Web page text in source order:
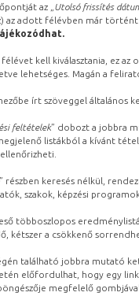
az „ Utolsó frissítés
az adott félévben már történt
kell kiválasztania, ez az
lehetséges. Magán a
írt szöveggel általános
feltételek” dobozt a jobbra
listákból a kívánt
” részben keresés nélkül,
szakok, képzési
többoszlopos
kétszer a csökkenő
található jobbra mutató
előfordulhat, hogy egy
megfelelő